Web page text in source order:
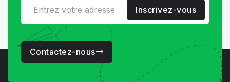
Inscrivez-vous
Contactez-nous